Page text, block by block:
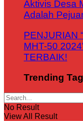
Aktivis Desa
Adalah
PENJURIAN
MHT-50
TERBAIK!
Trending
No Result
View All Result